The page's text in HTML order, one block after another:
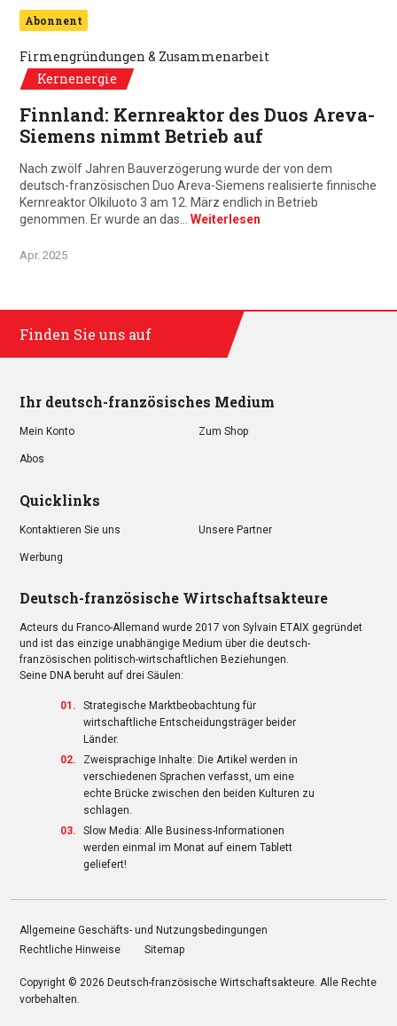
Abonnent
Firmengründungen & Zusammenarbeit
Kernenergie
Finnland: Kernreaktor des Duos Areva-
Siemens nimmt Betrieb auf
Nach zwölf Jahren Bauverzögerung wurde der von dem
deutsch-französischen Duo Areva-Siemens realisierte finnische
Kernreaktor Olkiluoto 3 am 12. März endlich in Betrieb
genommen. Er wurde an das… Weiterlesen
Apr. 2025
Finden Sie uns auf
Ihr deutsch-französisches Medium
Mein Konto Zum Shop
Abos
Quicklinks
Kontaktieren Sie uns Unsere Partner
Werbung
Deutsch-französische Wirtschaftsakteure
Acteurs du Franco-Allemand wurde 2017 von Sylvain ETAIX gegründet
und ist das einzige unabhängige Medium über die deutsch-
französischen politisch-wirtschaftlichen Beziehungen.
Seine DNA beruht auf drei Säulen:
Strategische Marktbeobachtung für
wirtschaftliche Entscheidungsträger beider
Länder.
Zweisprachige Inhalte: Die Artikel werden in
verschiedenen Sprachen verfasst, um eine
echte Brücke zwischen den beiden Kulturen zu
schlagen.
Slow Media: Alle Business-Informationen
werden einmal im Monat auf einem Tablett
geliefert!
Allgemeine Geschäfts- und Nutzungsbedingungen
Rechtliche Hinweise
Sitemap
Copyright © 2026 Deutsch-französische Wirtschaftsakteure. Alle Rechte
vorbehalten.